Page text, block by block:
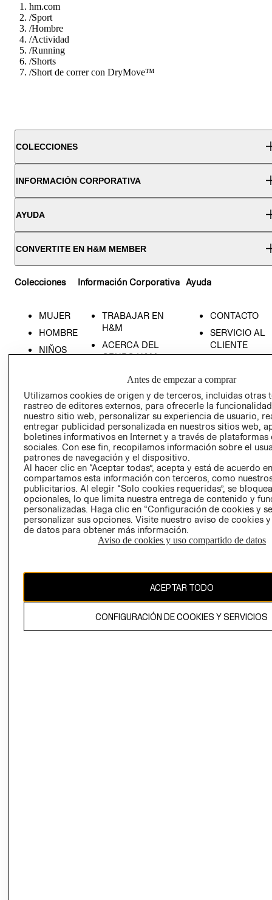
hm.com
/Sport
/Hombre
/Actividad
/Running
/Shorts
/Short de correr con DryMove™
COLECCIONES
INFORMACIÓN CORPORATIVA
AYUDA
CONVERTITE EN H&M MEMBER
Colecciones
MUJER
HOMBRE
NIÑOS
Información Corporativa
TRABAJAR EN
H&M
ACERCA DEL
GRUPO H&M
RESPONSABILIDAD
SOCIAL
PRENSA
RELACIÓN CON
INVERSIONISTAS
POLÍTICA
EMPRESARIAL
Ayuda
CONTACTO
SERVICIO AL
CLIENTE
NUESTRAS
TIENDAS
- RETIRO EN
TIENDA
TÉRMINOS Y
AVISO DE
PRIVACIDAD
GIFT CARD
AVISO DE
COOKIES
Antes de empezar a comprar
Utilizamos cookies de origen y de terceros, incluidas otras
rastreo de editores externos, para ofrecerle la
nuestro sitio web, personalizar su experiencia de usuario,
entregar publicidad personalizada en nuestros sitios web,
boletines informativos en Internet y a través de plataformas
sociales. Con ese fin, recopilamos información sobre el
patrones de navegación y el dispositivo.
Al hacer clic en “Aceptar todas”, acepta y está de acuerdo
compartamos esta información con terceros, como
publicitarios. Al elegir “Solo cookies requeridas”, se
opcionales, lo que limita nuestra entrega de contenido y
personalizadas. Haga clic en “Configuración de cookies y
personalizar sus opciones. Visite nuestro aviso de cookies
de datos para obtener más información.
Aviso de cookies y uso compartido de datos
ACEPTAR TODO
CONFIGURACIÓN DE COOKIES Y SERVICIOS